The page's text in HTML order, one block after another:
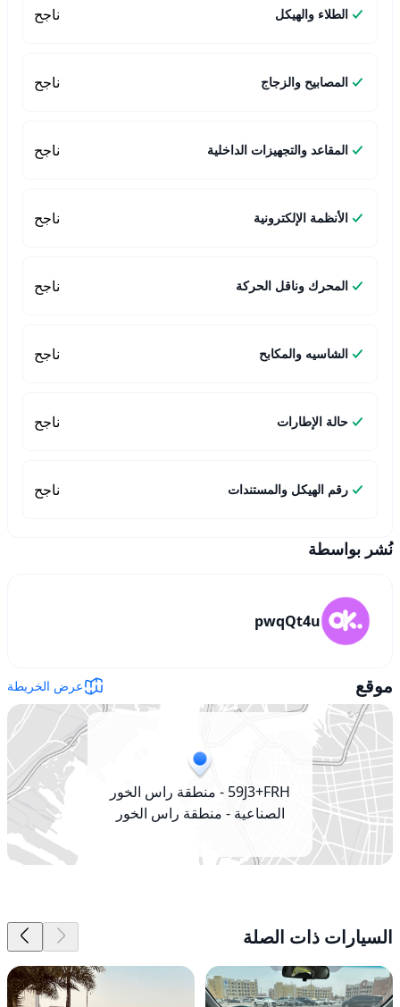
الطلاء والهيكل ناجح
المصابيح والزجاج ناجح
المقاعد والتجهيزات الداخلية ناجح
الأنظمة الإلكترونية ناجح
المحرك وناقل الحركة ناجح
الشاسيه والمكابح ناجح
حالة الإطارات ناجح
رقم الهيكل والمستندات ناجح
نُشر بواسطة
pwqQt4u
موقع عرض الخريطة
59J3+FRH - منطقة راس الخور
الصناعية - منطقة راس الخور
العربية المتحدة
السيارات ذات الصلة